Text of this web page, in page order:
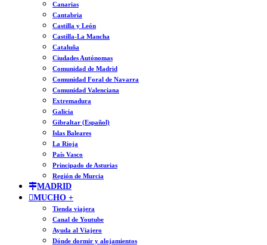
Canarias
Cantabria
Castilla y León
Castilla-La Mancha
Cataluña
Ciudades Autónomas
Comunidad de Madrid
Comunidad Foral de Navarra
Comunidad Valenciana
Extremadura
Galicia
Gibraltar (Español)
Islas Baleares
La Rioja
País Vasco
Principado de Asturias
Región de Murcia
MADRID
MUCHO +
Tienda viajera
Canal de Youtube
Ayuda al Viajero
Dónde dormir y alojamientos